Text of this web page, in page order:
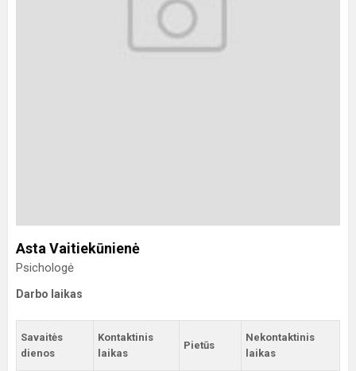
Asta Vaitiekūnienė
Psichologė
Darbo laikas
Savaitės
dienos
Kontaktinis
laikas
Pietūs
Nekontaktinis
laikas